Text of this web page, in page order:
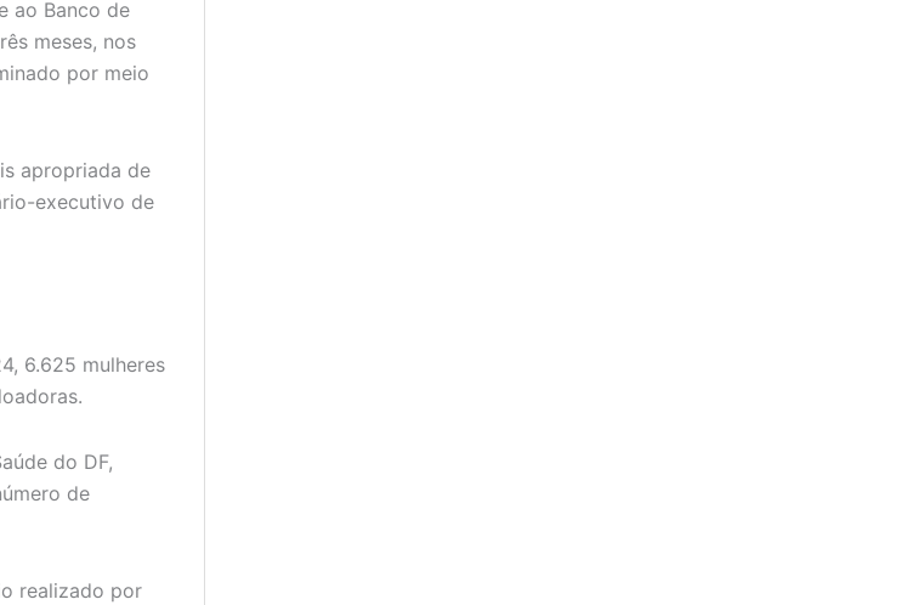
ao Banco de
meses, nos
por meio
apropriada de
executivo de
6.625 mulheres
do DF,
de
realizado por